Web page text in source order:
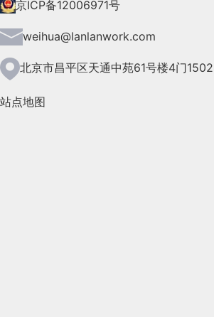
2021年6月(157)
2021年5月(124)
京ICP备12006971号
weihua@lanlanwork.com
北京市昌平区天通中苑61号楼4门1502
站点地图